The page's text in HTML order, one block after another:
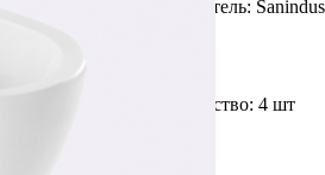
Фирма производитель:
Доступное количество: 4 шт